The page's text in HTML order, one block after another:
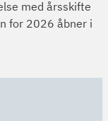
med årsskifte
for 2026 åbner i